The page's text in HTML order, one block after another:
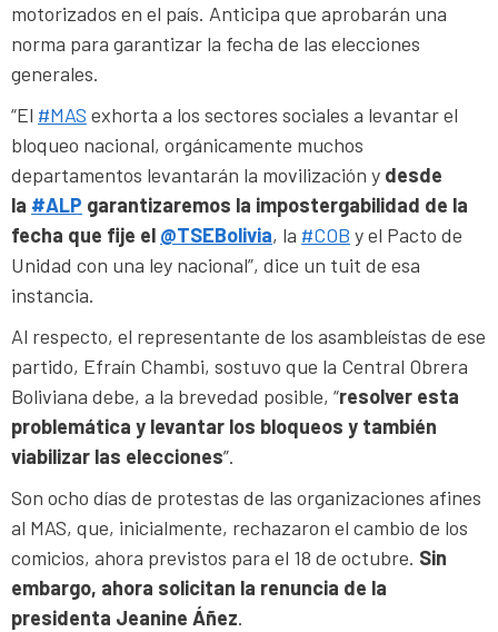
motorizados en el país. Anticipa que aprobarán una
norma para garantizar la fecha de las elecciones
generales.
“El #MAS exhorta a los sectores sociales a levantar el
bloqueo nacional, orgánicamente muchos
departamentos levantarán la movilización y desde
la #ALP garantizaremos la impostergabilidad de la
fecha que fije el @TSEBolivia, la #COB y el Pacto de
Unidad con una ley nacional”, dice un tuit de esa
instancia.
Al respecto, el representante de los asambleístas de ese
partido, Efraín Chambi, sostuvo que la Central Obrera
Boliviana debe, a la brevedad posible, “resolver esta
problemática y levantar los bloqueos y también
viabilizar las elecciones”.
Son ocho días de protestas de las organizaciones afines
al MAS, que, inicialmente, rechazaron el cambio de los
comicios, ahora previstos para el 18 de octubre. Sin
embargo, ahora solicitan la renuncia de la
presidenta Jeanine Áñez.